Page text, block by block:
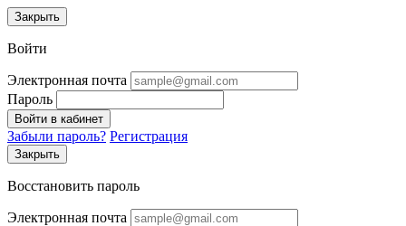
Закрыть
Войти
Электронная почта
Пароль
Войти в кабинет
Забыли пароль? Регистрация
Закрыть
Восстановить пароль
Электронная почта